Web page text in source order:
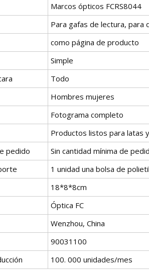
Marcos ópticos FCRS8044
Para gafas de lectura, para
como página de producto
Simple
Todo
Hombres mujeres
Fotograma completo
Productos listos para latas
pedido
Sin cantidad mínima de
1 unidad una bolsa de
18*8*8cm
Óptica FC
Wenzhou, China
90031100
100. 000 unidades/mes